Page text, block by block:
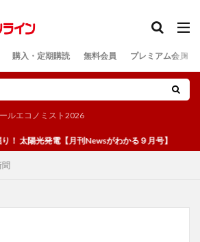
購入・定期購読 無料会員 プレミアム会員
ルエコノミスト2026
！ 太陽光発電【月刊Newsがわかる９月号】
検索